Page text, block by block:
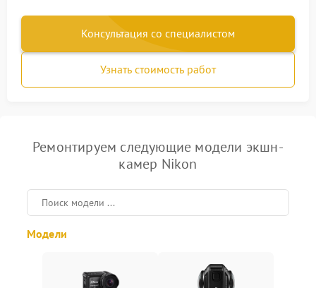
Консультация со специалистом
Узнать стоимость работ
Ремонтируем следующие модели экшн-
камер Nikon
Модели